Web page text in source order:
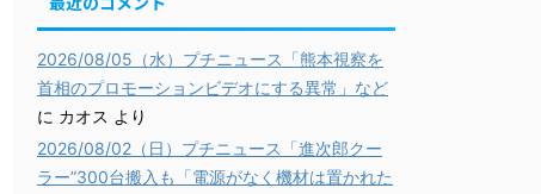
2026/08/05（水）プチニュース「熊本視察を
首相のプロモーションビデオにする異常」など
に カオス より
2026/08/02（日）プチニュース「進次郎クー
ラー”300台搬入も「電源がなく機材は置かれた